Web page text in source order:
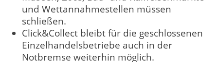
und Wettannahmestellen müssen
schließen.
Click&Collect bleibt für die geschlossenen
Einzelhandelsbetriebe auch in der
Notbremse weiterhin möglich.